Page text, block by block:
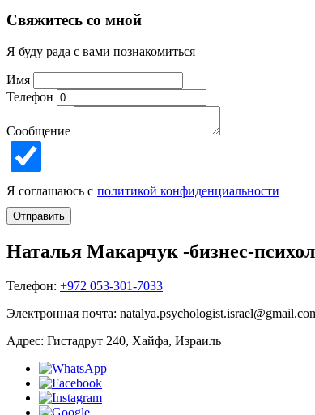
Свяжитесь со мной
Я буду рада с вами познакомиться
Имя
Телефон
Сообщение
Я соглашаюсь с политикой конфиденциальности
Отправить
Наталья Макарчук -бизнес-
Телефон: +972 053-301-7033
Электронная почта:
Адрес: Гистадрут 240, Хайфа, Израиль